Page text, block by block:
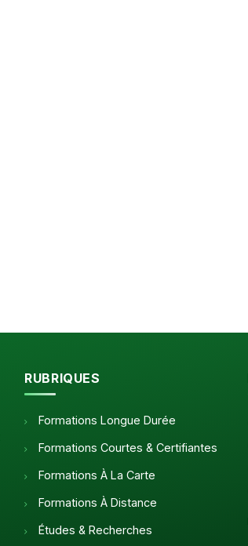
RUBRIQUES
Formations Longue Durée
Formations Courtes & Certifiantes
Formations À La Carte
Formations À Distance
Études & Recherches